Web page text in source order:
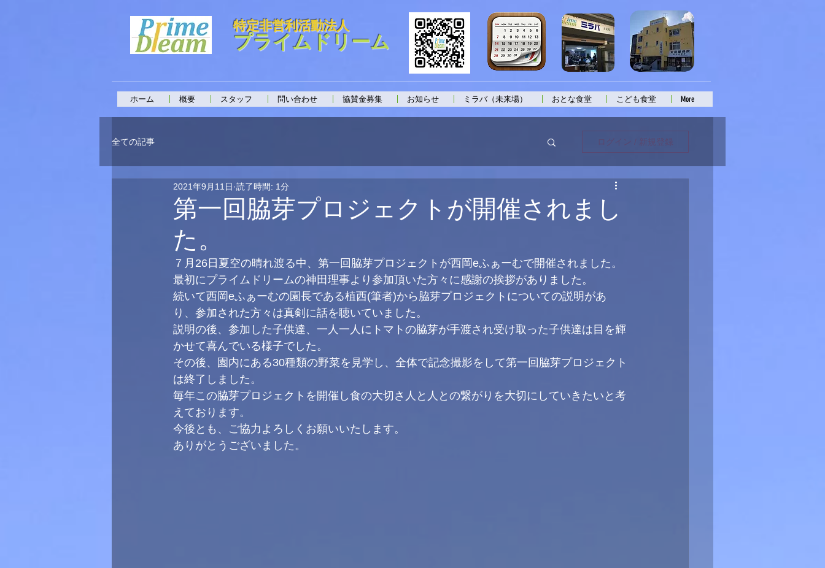
特定非営利活動法人
プライムドリーム
ホーム 概要 スタッフ 問い合わせ 協賛金募集 お知らせ ミラバ（未来場） おとな食堂 こども食堂 More
全ての記事 ログイン / 新規登録
第一回脇芽プロジェクトが開催されまし
た。
2021年9月11日 読了時間: 1分
７月26日夏空の晴れ渡る中、第一回脇芽プロジェクトが西岡eふぁーむで開催されました。
最初にプライムドリームの神田理事より参加頂いた方々に感謝の挨拶がありました。
続いて西岡eふぁーむの園長である植西(筆者)から脇芽プロジェクトについての説明があ
り、参加された方々は真剣に話を聴いていました。
説明の後、参加した子供達、一人一人にトマトの脇芽が手渡され受け取った子供達は目を輝
かせて喜んでいる様子でした。
その後、園内にある30種類の野菜を見学し、全体で記念撮影をして第一回脇芽プロジェクト
は終了しました。
毎年この脇芽プロジェクトを開催し食の大切さ人と人との繋がりを大切にしていきたいと考
えております。
今後とも、ご協力よろしくお願いいたします。
ありがとうございました。